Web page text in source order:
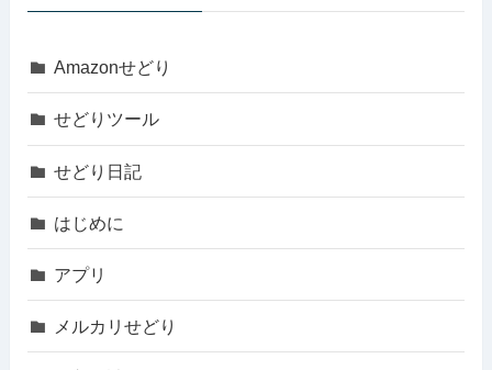
Amazonせどり
せどりツール
せどり日記
はじめに
アプリ
メルカリせどり